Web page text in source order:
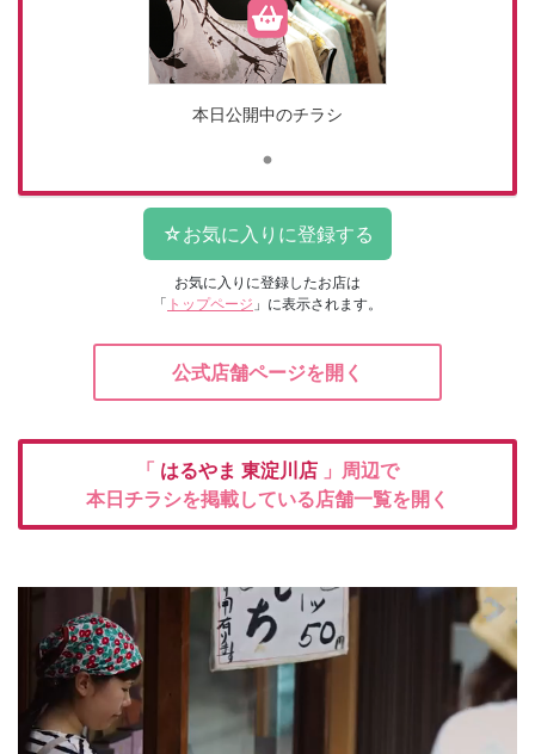
本日公開中のチラシ
お気に入りに登録したお店は
「 トップページ 」に表示されます。
公式店舗ページを開く
「 はるやま 東淀川店 」周辺で
本日チラシを掲載している店舗一覧を開く